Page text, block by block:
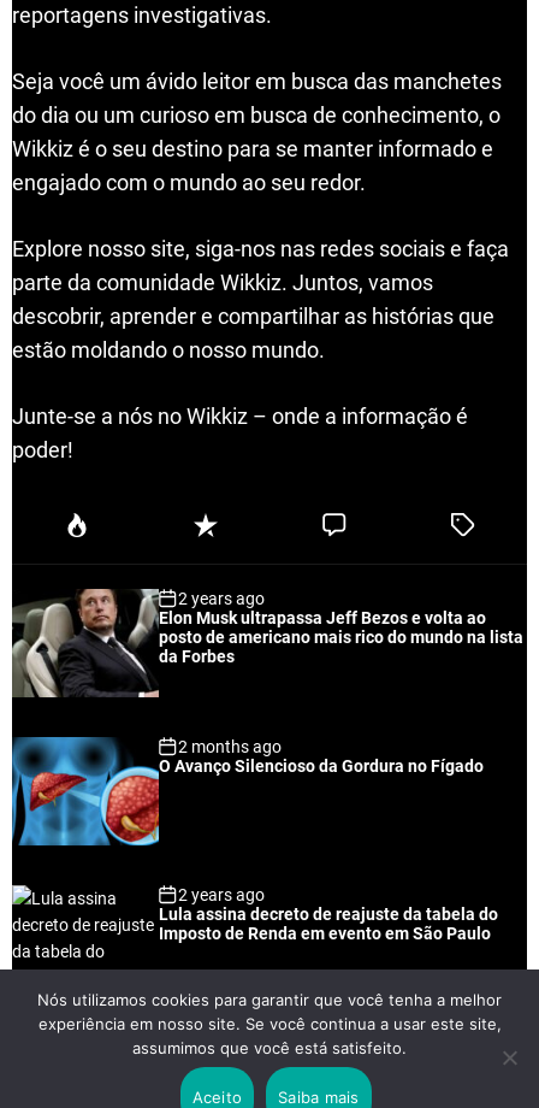
reportagens investigativas.
Seja você um ávido leitor em busca das manchetes
do dia ou um curioso em busca de conhecimento, o
Wikkiz é o seu destino para se manter informado e
engajado com o mundo ao seu redor.
Explore nosso site, siga-nos nas redes sociais e faça
parte da comunidade Wikkiz. Juntos, vamos
descobrir, aprender e compartilhar as histórias que
estão moldando o nosso mundo.
Junte-se a nós no Wikkiz – onde a informação é
poder!
P
u
a
r
R
e
n
t
C
e
T
e
2 years ago
Elon Musk ultrapassa Jeff Bezos e volta ao
posto de americano mais rico do mundo na lista
da Forbes
2 months ago
O Avanço Silencioso da Gordura no Fígado
2 years ago
Lula assina decreto de reajuste da tabela do
Imposto de Renda em evento em São Paulo
2 years ago
Lei Rouanet e Petrobras financiam evento em
que Lula pediu votos para Boulos
Nós utilizamos cookies para garantir que você tenha a melhor
experiência em nosso site. Se você continua a usar este site,
assumimos que você está satisfeito.
Aceito Saiba mais